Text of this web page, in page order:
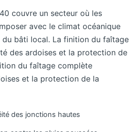
couvre un secteur où les
avec le climat océanique
bâti local. La finition du faîtage
des ardoises et la protection de
du faîtage complète
et la protection de la
des jonctions hautes